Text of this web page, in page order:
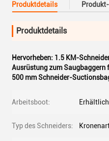
Produktdetails
Produktdetails
Hervorheben: 1.5 KM-
Ausrüstung zum
500 mm Schneider-
Arbeitsboot: Erhältlich
Typ des Schneiders: